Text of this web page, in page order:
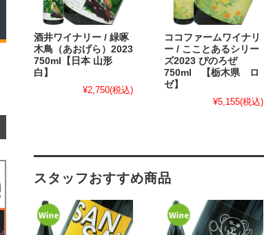
酒井ワイナリー / 緑啄
木鳥（あおげら）2023
750ml【日本 山形
白】
¥2,750(税込)
ココファームワイナリ
ー / こことあるシリー
ズ2023 ぴのろぜ
750ml 【栃木県 ロ
ゼ】
¥5,155(税込)
スタッフおすすめ商品